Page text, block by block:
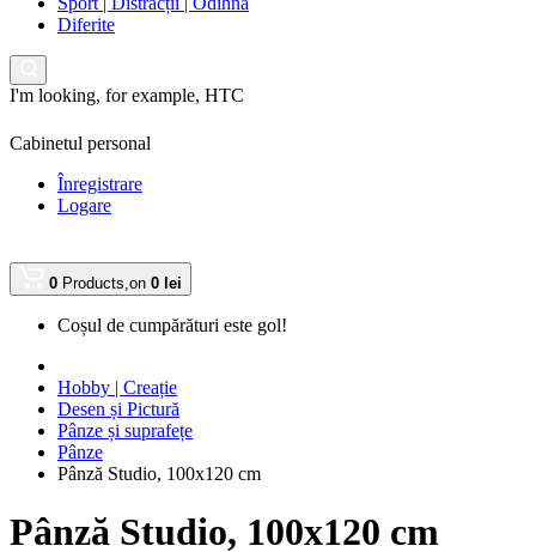
Diferite
I'm looking, for example, HTC
Cabinetul personal
Înregistrare
Logare
0 Products,on 0 lei
Coșul de cumpărături este gol!
Hobby | Creație
Desen și Pictură
Pânze și suprafețe
Pânze
Pânză Studio, 100x120 cm
Pânză Studio, 100x120 cm